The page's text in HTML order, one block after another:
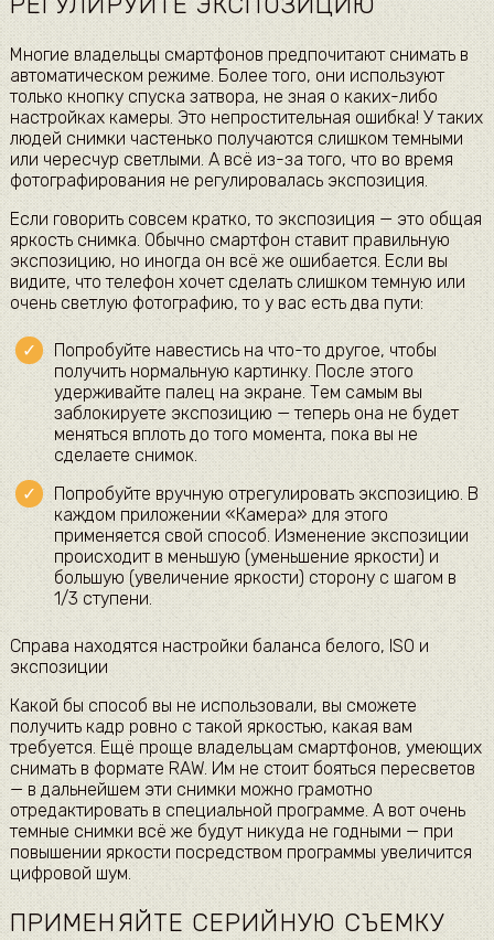
Многие владельцы смартфонов предпочитают снимать в
автоматическом режиме. Более того, они используют
только кнопку спуска затвора, не зная о каких-либо
настройках камеры. Это непростительная ошибка! У таких
людей снимки частенько получаются слишком темными
или чересчур светлыми. А всё из-за того, что во время
фотографирования не регулировалась экспозиция.
Если говорить совсем кратко, то экспозиция — это общая
яркость снимка. Обычно смартфон ставит правильную
экспозицию, но иногда он всё же ошибается. Если вы
видите, что телефон хочет сделать слишком темную или
очень светлую фотографию, то у вас есть два пути:
Попробуйте навестись на что-то другое, чтобы
получить нормальную картинку. После этого
удерживайте палец на экране. Тем самым вы
заблокируете экспозицию — теперь она не будет
меняться вплоть до того момента, пока вы не
сделаете снимок.
Попробуйте вручную отрегулировать экспозицию. В
каждом приложении «Камера» для этого
применяется свой способ. Изменение экспозиции
происходит в меньшую (уменьшение яркости) и
большую (увеличение яркости) сторону с шагом в
1/3 ступени.
Справа находятся настройки баланса белого, ISO и
экспозиции
Какой бы способ вы не использовали, вы сможете
получить кадр ровно с такой яркостью, какая вам
требуется. Ещё проще владельцам смартфонов, умеющих
снимать в формате RAW. Им не стоит бояться пересветов
— в дальнейшем эти снимки можно грамотно
отредактировать в специальной программе. А вот очень
темные снимки всё же будут никуда не годными — при
повышении яркости посредством программы увеличится
цифровой шум.
ПРИМЕНЯЙТЕ СЕРИЙНУЮ СЪЕМКУ